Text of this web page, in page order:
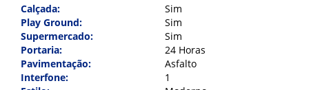
Calçada:
Sim
Play Ground:
Sim
Supermercado:
Sim
Portaria:
24 Horas
Pavimentação:
Asfalto
Interfone:
1